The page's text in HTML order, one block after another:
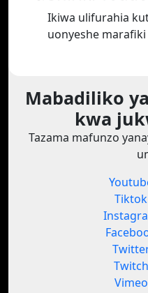
Ikiwa ulifurahia
uonyeshe marafiki
Mabadiliko
kwa
Tazama mafunzo